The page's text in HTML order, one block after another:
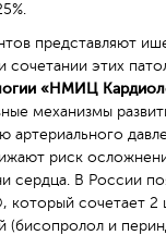
представляют
этих
«НМИЦ
механизмы
риск
сердца. В России
сочетает
(бисопролол и